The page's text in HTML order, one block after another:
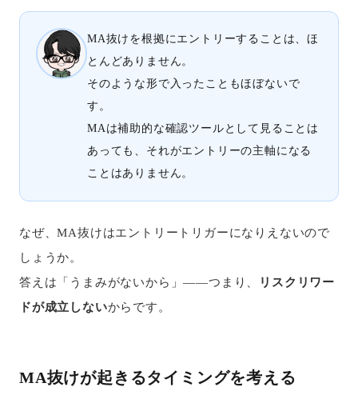
MA抜けを根拠にエントリーすることは、ほ
とんどありません。
そのような形で入ったこともほぼないで
す。
MAは補助的な確認ツールとして見ることは
あっても、それがエントリーの主軸になる
ことはありません。
なぜ、MA抜けはエントリートリガーになりえないので
しょうか。
答えは「うまみがないから」——つまり、
リスクリワー
ドが成立しないからです。
MA抜けが起きるタイミングを考える